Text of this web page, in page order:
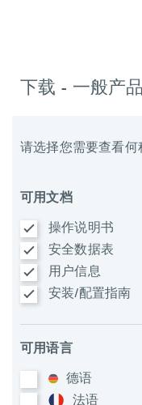
下载 - 一般产
请选择您需要查看何
可用文档
操作说明书
安全数据表
用户信息
安装/配置指南
可用语言
德语
法语